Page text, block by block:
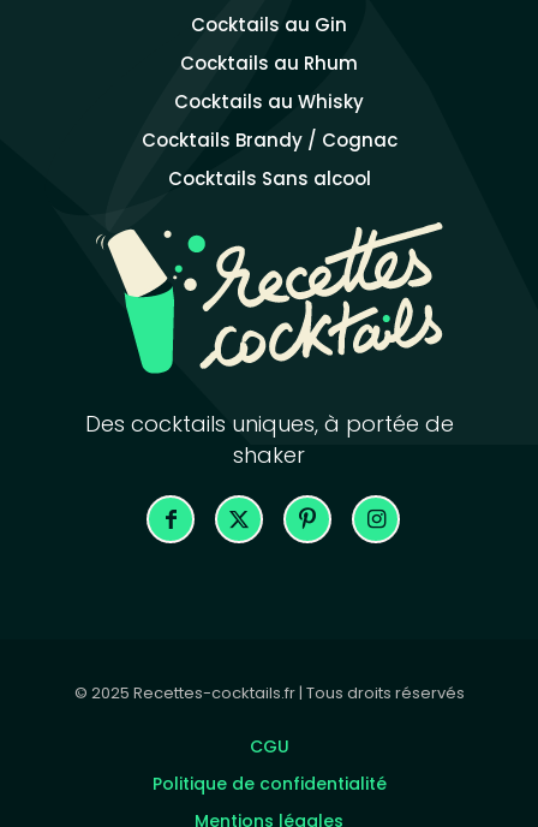
Cocktails au Gin
Cocktails au Rhum
Cocktails au Whisky
Cocktails Brandy / Cognac
Cocktails Sans alcool
Des cocktails uniques, à portée de
shaker
© 2025 Recettes-cocktails.fr | Tous droits réservés
CGU
Politique de confidentialité
Mentions légales